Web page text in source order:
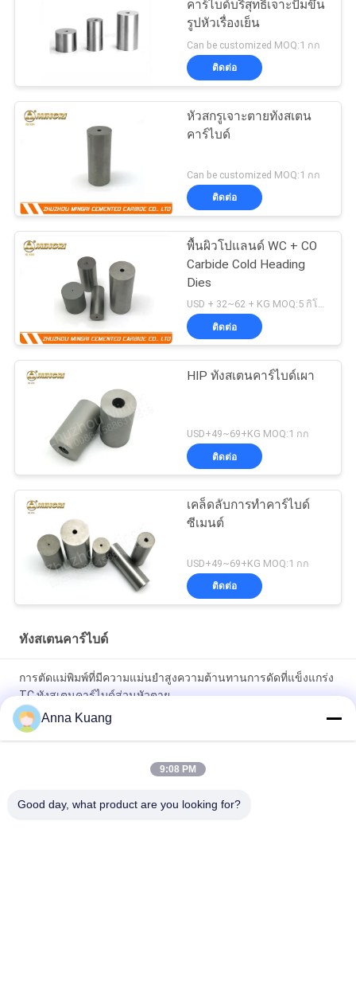
คาร์ไบด์บริสุทธิ์เจาะปั๊มขึ้น
รูปหัวเรื่องเย็น
Can be customized MOQ:1 กก
ติดต่อ
หัวสกรูเจาะตายทังสเตน
คาร์ไบด์
Can be customized MOQ:1 กก
ติดต่อ
พื้นผิวโปแลนด์ WC + CO
Carbide Cold Heading
Dies
USD + 32~62 + KG MOQ:5 กิโลกรัม
ติดต่อ
HIP ทังสเตนคาร์ไบด์เผา
USD+49~69+KG MOQ:1 กก
ติดต่อ
เคล็ดลับการทำคาร์ไบด์
ซีเมนต์
USD+49~69+KG MOQ:1 กก
ติดต่อ
ทังสเตนคาร์ไบด์
การตัดแม่พิมพ์ที่มีความแม่นยำสูงความต้านทานการดัดที่แข็งแกร่ง
TC ทังสเตนคาร์ไบด์ส่วนหัวตาย
บูชทังสเตนคาร์ไบด์หัวปากกา G55 โลหะผสมแข็งสำหรับ
Anna Kuang
9:08 PM
Good day, what product are you looking for?